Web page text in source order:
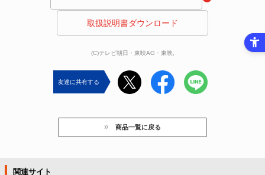
取扱説明書ダウンロード
(C)テレビ朝日・東映AG・東映,
友達に共有する
商品一覧に戻る
関連サイト